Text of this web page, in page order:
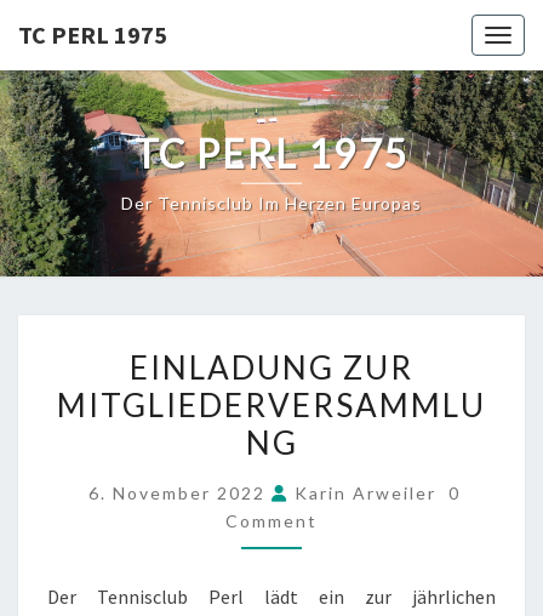
content
TC PERL 1975
TC PERL 1975
Der Tennisclub Im Herzen Europas
ZUR
EINLADUNG ZUR
MITGLIEDERVERSAMMLU
NG
6. November 2022 Karin Arweiler
0
Comment
Der Tennisclub Perl lädt ein zur jährlichen